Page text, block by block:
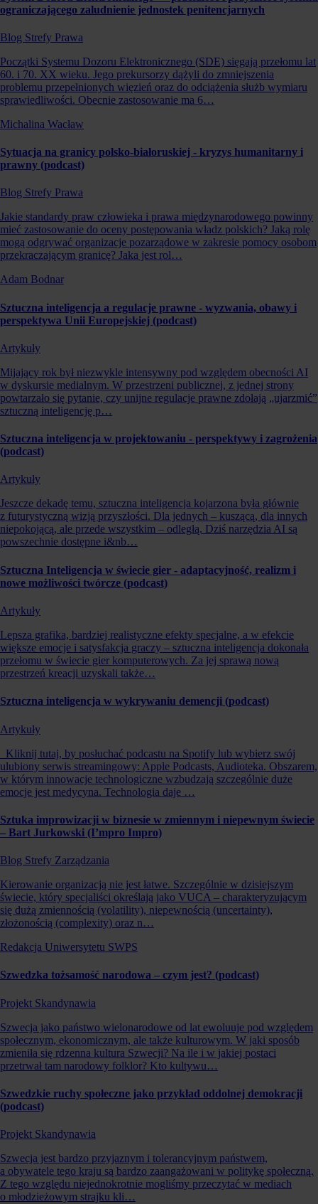
ograniczającego zaludnienie jednostek penitencjarnych
Blog Strefy Prawa
Początki Systemu Dozoru Elektronicznego (SDE) sięgają przełomu lat
60. i 70. XX wieku. Jego prekursorzy dążyli do zmniejszenia
problemu przepełnionych więzień oraz do odciążenia służb wymiaru
sprawiedliwości. Obecnie zastosowanie ma 6…
Michalina Wacław
Sytuacja na granicy polsko-białoruskiej - kryzys humanitarny i
prawny (podcast)
Blog Strefy Prawa
Jakie standardy praw człowieka i prawa międzynarodowego powinny
mieć zastosowanie do oceny postępowania władz polskich? Jaką rolę
mogą odgrywać organizacje pozarządowe w zakresie pomocy osobom
przekraczającym granicę? Jaka jest rol…
Adam Bodnar
Sztuczna inteligencja a regulacje prawne - wyzwania, obawy i
perspektywa Unii Europejskiej (podcast)
Artykuły
Mijający rok był niezwykle intensywny pod względem obecności AI
w dyskursie medialnym. W przestrzeni publicznej, z jednej strony
powtarzało się pytanie, czy unijne regulacje prawne zdołają „ujarzmić”
sztuczną inteligencję p…
Sztuczna inteligencja w projektowaniu - perspektywy i zagrożenia
(podcast)
Artykuły
Jeszcze dekadę temu, sztuczna inteligencja kojarzona była głównie
z futurystyczną wizją przyszłości. Dla jednych – kuszącą, dla innych
niepokojącą, ale przede wszystkim – odległą. Dziś narzędzia AI są
powszechnie dostępne i&nb…
Sztuczna Inteligencja w świecie gier - adaptacyjność, realizm i
nowe możliwości twórcze (podcast)
Artykuły
Lepsza grafika, bardziej realistyczne efekty specjalne, a w efekcie
większe emocje i satysfakcja graczy – sztuczna inteligencja dokonała
przełomu w świecie gier komputerowych. Za jej sprawą nową
przestrzeń kreacji uzyskali także…
Sztuczna inteligencja w wykrywaniu demencji (podcast)
Artykuły
Kliknij tutaj, by posłuchać podcastu na Spotify lub wybierz swój
ulubiony serwis streamingowy: Apple Podcasts, Audioteka. Obszarem,
w którym innowacje technologiczne wzbudzają szczególnie duże
emocje jest medycyna. Technologia daje …
Sztuka improwizacji w biznesie w zmiennym i niepewnym świecie
– Bart Jurkowski (I’mpro Impro)
Blog Strefy Zarządzania
Kierowanie organizacją nie jest łatwe. Szczególnie w dzisiejszym
świecie, który specjaliści określają jako VUCA – charakteryzującym
się dużą zmiennością (volatility), niepewnością (uncertainty),
złożonością (complexity) oraz n…
Redakcja Uniwersytetu SWPS
Szwedzka tożsamość narodowa – czym jest? (podcast)
Projekt Skandynawia
Szwecja jako państwo wielonarodowe od lat ewoluuje pod względem
społecznym, ekonomicznym, ale także kulturowym. W jaki sposób
zmieniła się rdzenna kultura Szwecji? Na ile i w jakiej postaci
przetrwał tam narodowy folklor? Kto kultywu…
Szwedzkie ruchy społeczne jako przykład oddolnej demokracji
(podcast)
Projekt Skandynawia
Szwecja jest bardzo przyjaznym i tolerancyjnym państwem,
a obywatele tego kraju są bardzo zaangażowani w politykę społeczną.
Z tego względu niejednokrotnie mogliśmy przeczytać w mediach
o młodzieżowym strajku kli…